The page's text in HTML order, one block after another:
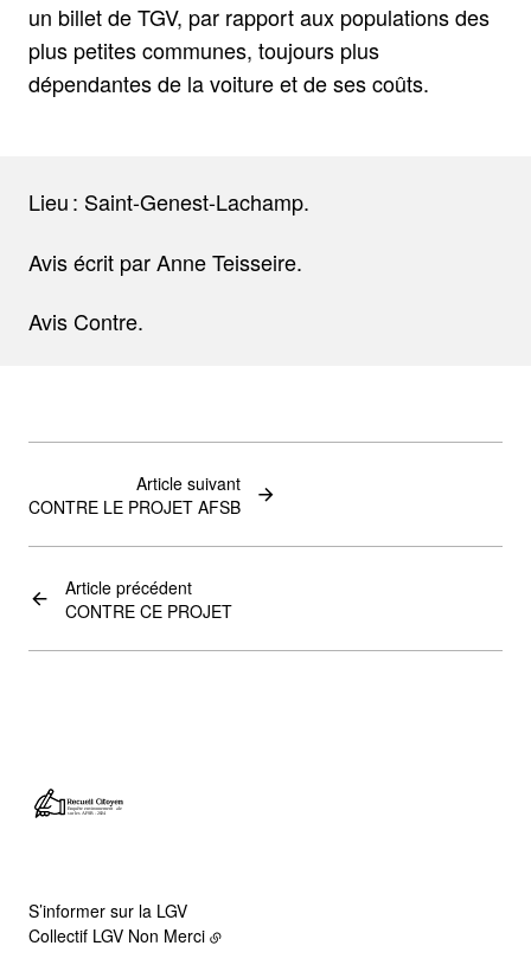
un billet de TGV, par rapport aux populations des
plus petites communes, toujours plus
dépendantes de la voiture et de ses coûts.
Lieu : Saint-Genest-Lachamp.
Avis écrit par Anne Teisseire.
Avis Contre.
Article précédent
CONTRE CE PROJET
Article suivant
CONTRE LE PROJET AFSB
S’informer sur la LGV
Collectif LGV Non Merci